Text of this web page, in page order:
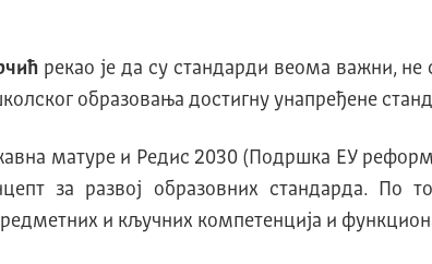
рекао је да су стандарди веома важни,
образовања достигну унапређене
матуре и Редис 2030 (Подршка ЕУ
за развој образовних стандарда. По
и кључних компетенција и